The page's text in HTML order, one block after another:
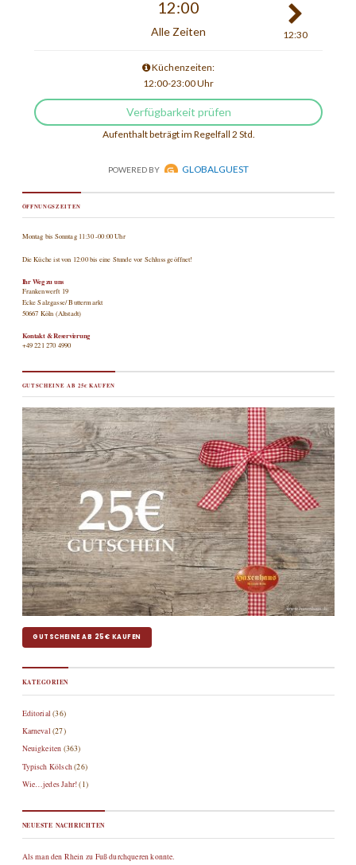
ÖFFNUNGSZEITEN
Montag bis Sonntag 11:30 -00:00 Uhr
Die Küche ist von 12:00 bis eine Stunde vor Schluss geöffnet!
Ihr Weg zu uns
Frankenwerft 19
Ecke Salzgasse/ Buttermarkt
50667 Köln (Altstadt)
Kontakt & Reservierung
+49 221 270 4990
GUTSCHEINE AB 25€ KAUFEN
GUTSCHEINE AB 25€ KAUFEN
KATEGORIEN
Editorial (36)
Karneval (27)
Neuigkeiten (363)
Typisch Kölsch(26)
Wie…jedes Jahr!(1)
NEUESTE NACHRICHTEN
Als man den Rhein zu Fuß durchqueren konnte.